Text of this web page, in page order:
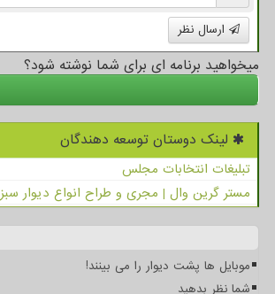
ارسال نظر
میخواهید برنامه ای برای شما نوشته شود؟
لینک دوستان توسعه دهندگان
تبلیغات انتخابات مجلس
مستر گرین وال | مجری و طراح انواع دیوار سبز
موبایل ها پشت دیوار را می بینند!
شما نظر بدهید